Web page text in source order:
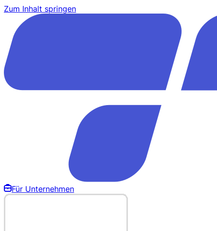
Zum Inhalt springen
Für Unternehmen